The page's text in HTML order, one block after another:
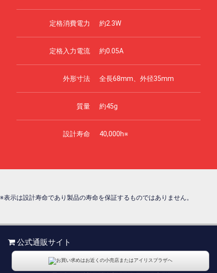
定格消費電力 約2.3W
定格入力電流 約0.05A
外形寸法 全長68mm、外径35mm
質量 約45g
設計寿命 40,000h※
※表示は設計寿命であり製品の寿命を保証するものではありません。
公式通販サイト